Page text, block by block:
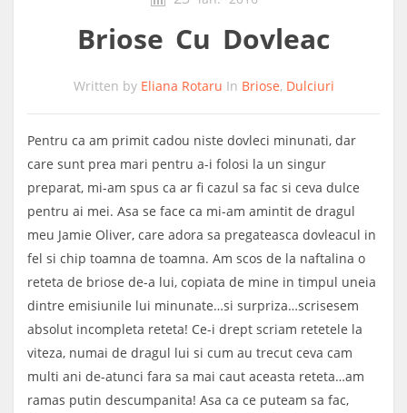
Briose Cu Dovleac
Written by Eliana Rotaru In Briose, Dulciuri
Pentru ca am primit cadou niste dovleci minunati, dar
care sunt prea mari pentru a-i folosi la un singur
preparat, mi-am spus ca ar fi cazul sa fac si ceva dulce
pentru ai mei. Asa se face ca mi-am amintit de dragul
meu Jamie Oliver, care adora sa pregateasca dovleacul in
fel si chip toamna de toamna. Am scos de la naftalina o
reteta de briose de-a lui, copiata de mine in timpul uneia
dintre emisiunile lui minunate…si surpriza…scrisesem
absolut incompleta reteta! Ce-i drept scriam retetele la
viteza, numai de dragul lui si cum au trecut ceva cam
multi ani de-atunci fara sa mai caut aceasta reteta…am
ramas putin descumpanita! Asa ca ce puteam sa fac,